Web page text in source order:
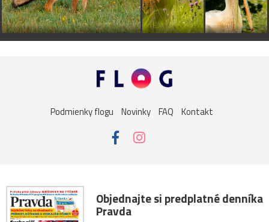
Podmienky flogu Novinky FAQ Kontakt
Objednajte si predplatné denníka
Pravda